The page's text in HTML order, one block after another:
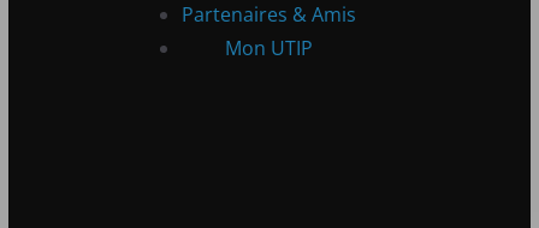
Partenaires & Amis
Mon UTIP